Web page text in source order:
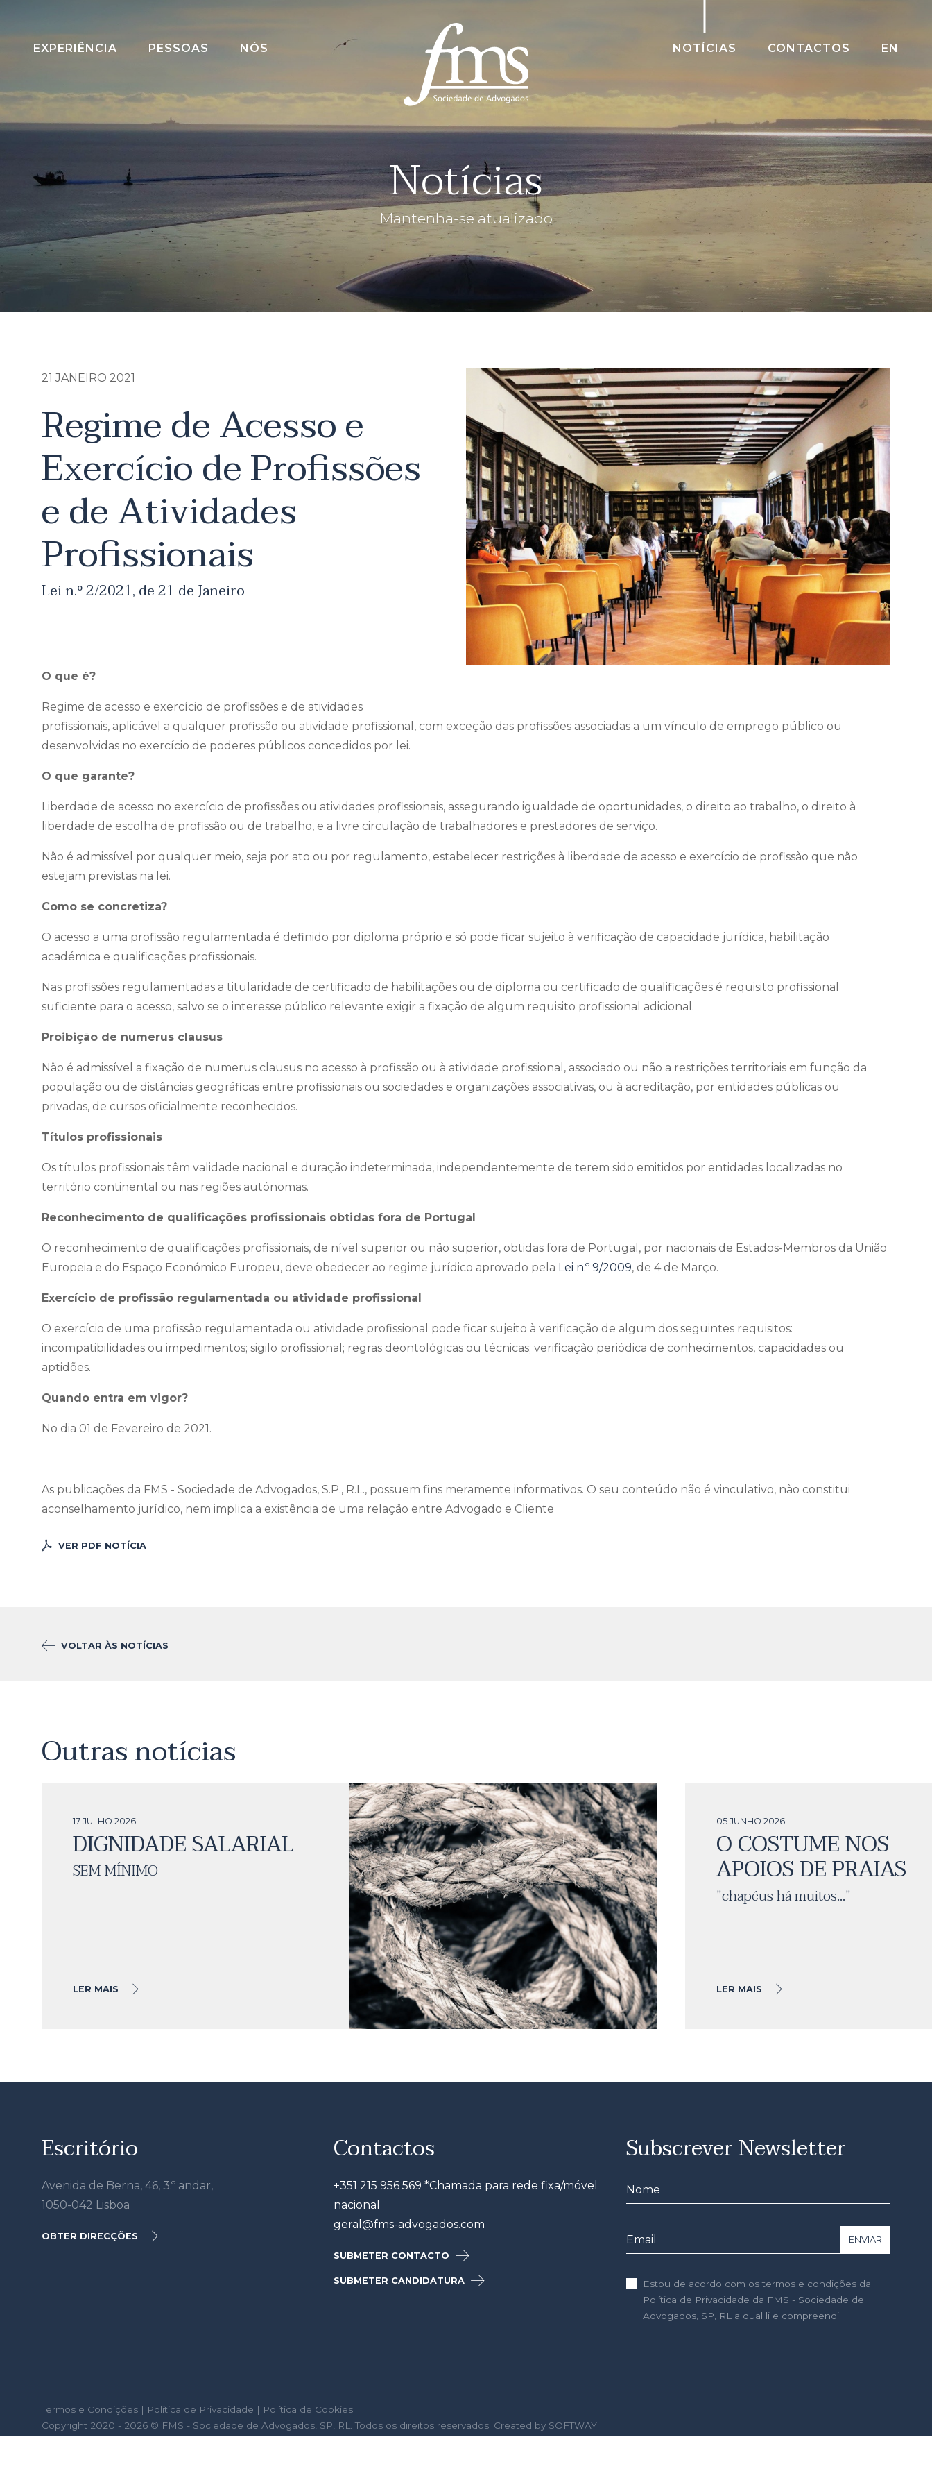
EXPERIÊNCIA PESSOAS NÓS NOTÍCIAS CONTACTOS EN
Notícias
Mantenha-se atualizado
21 JANEIRO 2021
Regime de Acesso e
Exercício de Profissões
e de Atividades
Profissionais
Lei n.º 2/2021, de 21 de Janeiro
O que é?
Regime de acesso e exercício de profissões e de atividades
profissionais, aplicável a qualquer profissão ou atividade profissional, com exceção das profissões associadas a um vínculo de emprego público ou
desenvolvidas no exercício de poderes públicos concedidos por lei.
O que garante?
Liberdade de acesso no exercício de profissões ou atividades profissionais, assegurando igualdade de oportunidades, o direito ao trabalho, o direito à
liberdade de escolha de profissão ou de trabalho, e a livre circulação de trabalhadores e prestadores de serviço.
Não é admissível por qualquer meio, seja por ato ou por regulamento, estabelecer restrições à liberdade de acesso e exercício de profissão que não
estejam previstas na lei.
Como se concretiza?
O acesso a uma profissão regulamentada é definido por diploma próprio e só pode ficar sujeito à verificação de capacidade jurídica, habilitação
académica e qualificações profissionais.
Nas profissões regulamentadas a titularidade de certificado de habilitações ou de diploma ou certificado de qualificações é requisito profissional
suficiente para o acesso, salvo se o interesse público relevante exigir a fixação de algum requisito profissional adicional.
Proibição de numerus clausus
Não é admissível a fixação de numerus clausus no acesso à profissão ou à atividade profissional, associado ou não a restrições territoriais em função da
população ou de distâncias geográficas entre profissionais ou sociedades e organizações associativas, ou à acreditação, por entidades públicas ou
privadas, de cursos oficialmente reconhecidos.
Títulos profissionais
Os títulos profissionais têm validade nacional e duração indeterminada, independentemente de terem sido emitidos por entidades localizadas no
território continental ou nas regiões autónomas.
Reconhecimento de qualificações profissionais obtidas fora de Portugal
O reconhecimento de qualificações profissionais, de nível superior ou não superior, obtidas fora de Portugal, por nacionais de Estados-Membros da União
Europeia e do Espaço Económico Europeu, deve obedecer ao regime jurídico aprovado pela Lei n.º 9/2009, de 4 de Março.
Exercício de profissão regulamentada ou atividade profissional
O exercício de uma profissão regulamentada ou atividade profissional pode ficar sujeito à verificação de algum dos seguintes requisitos:
incompatibilidades ou impedimentos; sigilo profissional; regras deontológicas ou técnicas; verificação periódica de conhecimentos, capacidades ou
aptidões.
Quando entra em vigor?
No dia 01 de Fevereiro de 2021.
As publicações da FMS - Sociedade de Advogados, S.P., R.L., possuem fins meramente informativos. O seu conteúdo não é vinculativo, não constitui
aconselhamento jurídico, nem implica a existência de uma relação entre Advogado e Cliente
VER PDF NOTÍCIA
VOLTAR ÀS NOTÍCIAS
Outras notícias
17 JULHO 2026
DIGNIDADE SALARIAL
SEM MÍNIMO
LER MAIS
05 JUNHO 2026
O COSTUME NOS
APOIOS DE PRAIAS
"chapéus há muitos..."
LER MAIS
Escritório
Avenida de Berna, 46, 3.º andar,
1050-042 Lisboa
OBTER DIRECÇÕES
Contactos
+351 215 956 569 *Chamada para rede fixa/móvel
nacional
geral@fms-advogados.com
SUBMETER CONTACTO
SUBMETER CANDIDATURA
Subscrever Newsletter
ENVIAR
Estou de acordo com os termos e condições da
Política de Privacidade da FMS - Sociedade de
Advogados, SP, RL a qual li e compreendi.
Termos e Condições | Política de Privacidade | Política de Cookies
Copyright 2020 - 2026 © FMS - Sociedade de Advogados, SP, RL. Todos os direitos reservados. Created by SOFTWAY